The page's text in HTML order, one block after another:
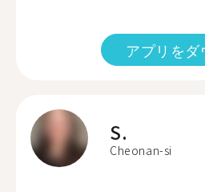
アプリをダ
S.
Cheonan-si